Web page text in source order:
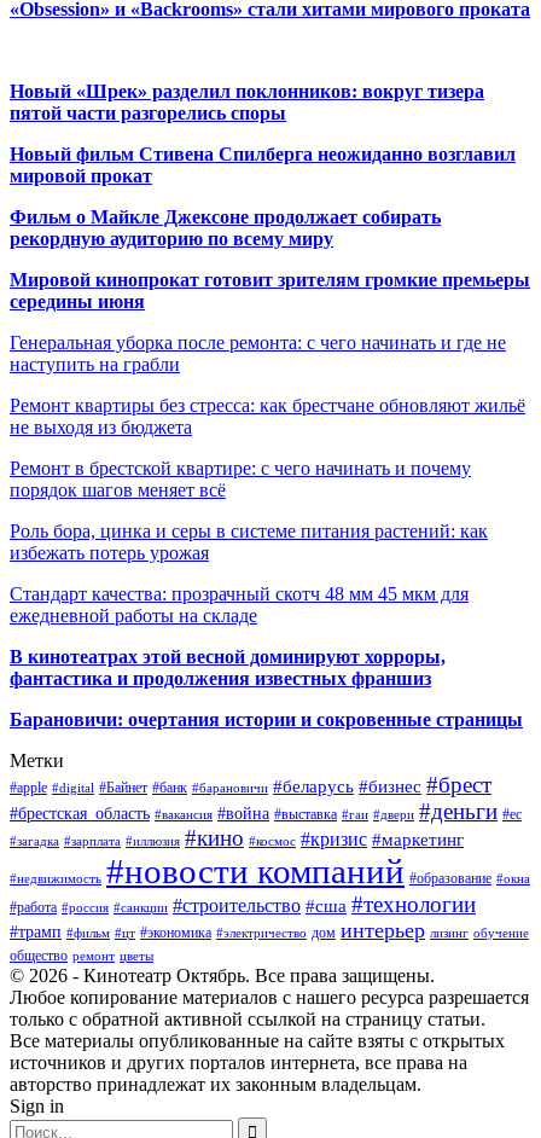
«Obsession» и «Backrooms» стали хитами мирового проката
Новый «Шрек» разделил поклонников: вокруг тизера
пятой части разгорелись споры
Новый фильм Стивена Спилберга неожиданно возглавил
мировой прокат
Фильм о Майкле Джексоне продолжает собирать
рекордную аудиторию по всему миру
Мировой кинопрокат готовит зрителям громкие премьеры
середины июня
Генеральная уборка после ремонта: с чего начинать и где не
наступить на грабли
Ремонт квартиры без стресса: как брестчане обновляют жильё
не выходя из бюджета
Ремонт в брестской квартире: с чего начинать и почему
порядок шагов меняет всё
Роль бора, цинка и серы в системе питания растений: как
избежать потерь урожая
Стандарт качества: прозрачный скотч 48 мм 45 мкм для
ежедневной работы на складе
В кинотеатрах этой весной доминируют хорроры,
фантастика и продолжения известных франшиз
Барановичи: очертания истории и сокровенные страницы
Метки
#apple #digital #Байнет #банк #барановичи #беларусь #бизнес #брест
#брестская_область #вакансия #война #выставка #гаи #двери #деньги #ес
#загадка #зарплата #иллюзия #кино #космос #кризис #маркетинг
#недвижимость #новости компаний #образование #окна
#работа #россия #санкции #строительство #сша #технологии
#трамп #фильм #цт #экономика #электричество дом интерьер лизинг обучение
общество ремонт цветы
© 2026 - Кинотеатр Октябрь. Все права защищены.
Любое копирование материалов с нашего ресурса разрешается
только с обратной активной ссылкой на страницу статьи.
Все материалы опубликованные на сайте взяты с открытых
источников и других порталов интернета, все права на
авторство принадлежат их законным владельцам.
Sign in